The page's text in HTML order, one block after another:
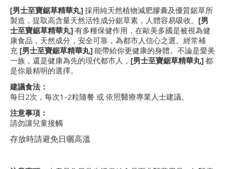
[男士至寶鋸草精華丸] 採用純天然植物減肥膠囊及優質鋸草所
製造，提取高含量天然活性成分鋸草素，人體容易吸收。 [男
士至寶鋸草精華丸] 有多種保健作用，在歐美多國是被視為健
康食品，天然成分，安全可靠，為都市人信心之選。經常補
充 [男士至寶鋸草精華丸] 能帶給你更健康的身體。不論是愛美
一族，還是健康為先的現代都市人， [男士至寶鋸草精華丸] 都
是你最精明的選擇。
建議食法：
每日2次，每次1-2粒隨餐 或 依照醫療專業人士建議。
注意事項：
請勿讓兒童接觸
存放時請避免日曬高溫